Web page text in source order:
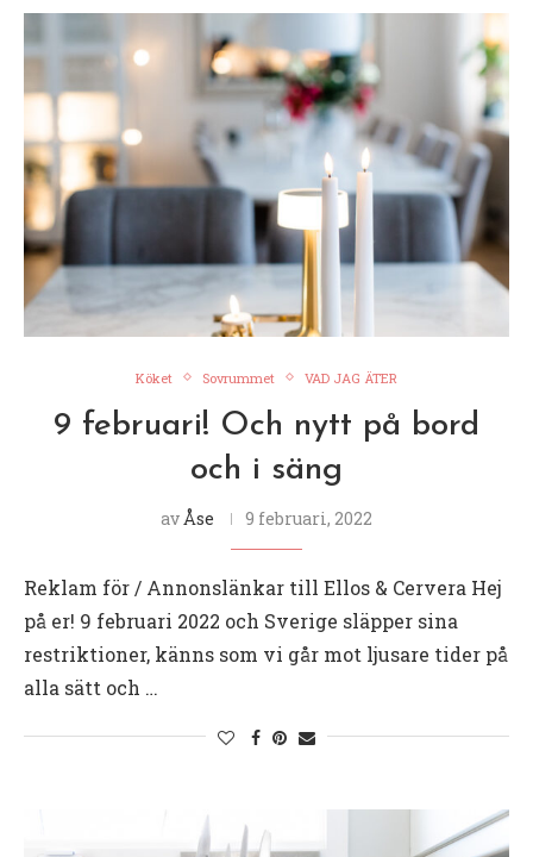
Köket Sovrummet VAD JAG ÄTER
9 februari! Och nytt på bord
och i säng
av Åse 9 februari, 2022
Reklam för / Annonslänkar till Ellos & Cervera Hej
på er! 9 februari 2022 och Sverige släpper sina
restriktioner, känns som vi går mot ljusare tider på
alla sätt och …